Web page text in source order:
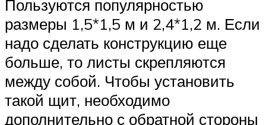
Пользуются популярностью
размеры 1,5*1,5 м и 2,4*1,2 м. Если
надо сделать конструкцию еще
больше, то листы скрепляются
между собой. Чтобы установить
такой щит, необходимо
дополнительно с обратной стороны